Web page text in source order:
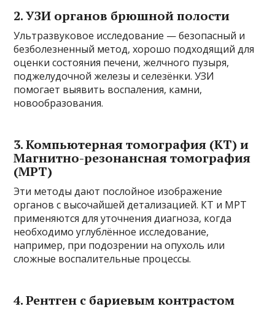
2. УЗИ органов брюшной полости
Ультразвуковое исследование — безопасный и
безболезненный метод, хорошо подходящий для
оценки состояния печени, желчного пузыря,
поджелудочной железы и селезёнки. УЗИ
помогает выявить воспаления, камни,
новообразования.
3. Компьютерная томография (КТ) и
Магнитно-резонансная томография
(МРТ)
Эти методы дают послойное изображение
органов с высочайшей детализацией. КТ и МРТ
применяются для уточнения диагноза, когда
необходимо углублённое исследование,
например, при подозрении на опухоль или
сложные воспалительные процессы.
4. Рентген с бариевым контрастом